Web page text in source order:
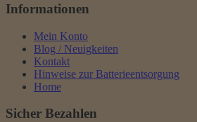
Informationen
Mein Konto
Blog / Neuigkeiten
Kontakt
Hinweise zur Batterieentsorgung
Home
Sicher Bezahlen